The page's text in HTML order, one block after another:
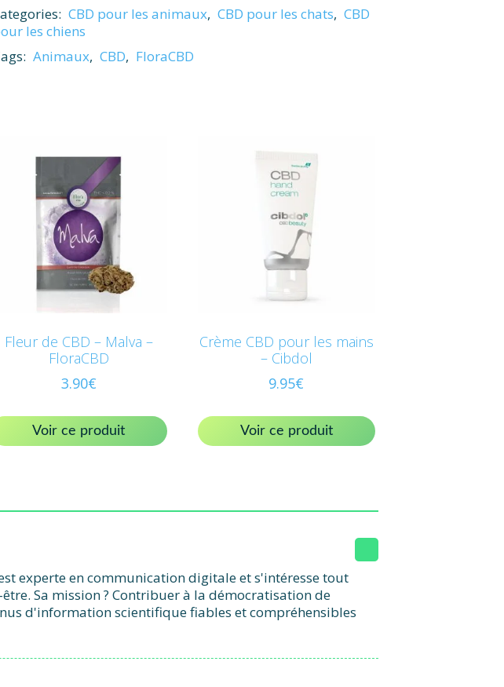
CBD pour les animaux, CBD pour les chats, CBD
les chiens
Animaux, CBD, FloraCBD
Fleur de CBD – Malva –
FloraCBD
3.90€
Voir ce produit
Crème CBD pour les mains
– Cibdol
9.95€
Voir ce produit
experte en communication digitale et s'intéresse tout
Sa mission ? Contribuer à la démocratisation de
d'information scientifique fiables et compréhensibles